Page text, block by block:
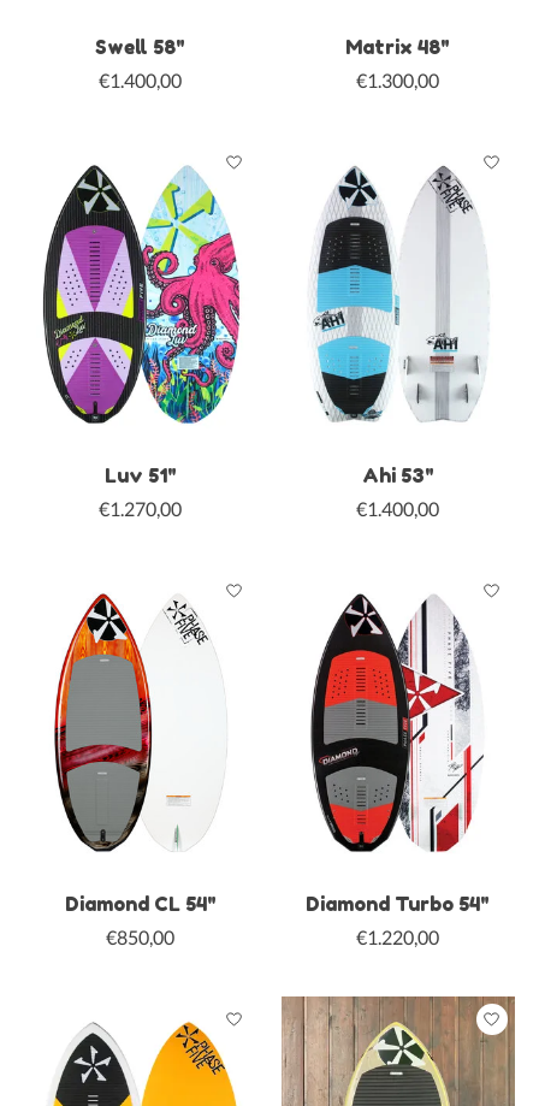
Swell 58"
€1.400,00
Matrix 48"
€1.300,00
Luv 51"
€1.270,00
Ahi 53"
€1.400,00
Diamond CL 54"
€850,00
Diamond Turbo 54"
€1.220,00